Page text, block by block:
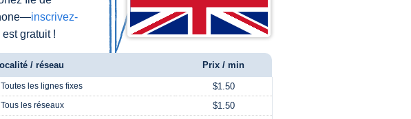
inscrivez-
gratuit !
/ réseau Prix / min
Toutes les lignes fixes
$1.50
Tous les réseaux
$1.50